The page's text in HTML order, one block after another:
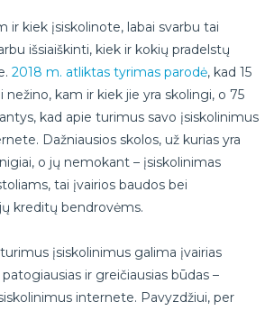
ir kiek įsiskolinote, labai svarbu tai
išsiaiškinti, kiek ir kokių pradelstų
2018 m. atliktas tyrimas parodė, kad 15
nežino, kam ir kiek jie yra skolingi, o 75
kad apie turimus savo įsiskolinimus
Dažniausios skolos, už kurias yra
o jų nemokant – įsiskolinimas
tai įvairios baudos bei
kreditų bendrovėms.
įsiskolinimus galima įvairias
ir greičiausias būdas –
internete. Pavyzdžiui, per